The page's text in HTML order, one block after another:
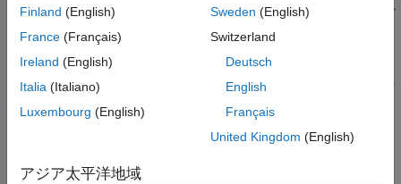
計算します。ヒストグラムは、カラーマップの中の各エントリを
imhist(___)はヒストグラムのプロットを表示します。入力イメ
ージがインデックス付きイメージの場合、ヒストグラムは、カラ
Finland (English)
France (Français)
Ireland (English)
Italia (Italiano)
Luxembourg (English)
Sweden (English)
Switzerland
Deutsch
English
Français
United Kingdom (English)
アジア太平洋地域